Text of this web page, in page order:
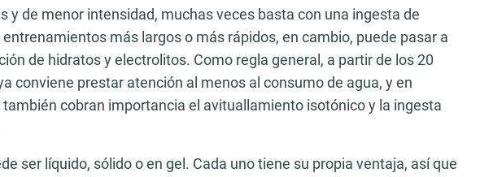
y de menor intensidad, muchas veces basta con una ingesta de
entrenamientos más largos o más rápidos, en cambio, puede pasar a
de hidratos y electrolitos. Como regla general, a partir de los 20
conviene prestar atención al menos al consumo de agua, y en
cobran importancia el avituallamiento isotónico y la ingesta
ser líquido, sólido o en gel. Cada uno tiene su propia ventaja, así que